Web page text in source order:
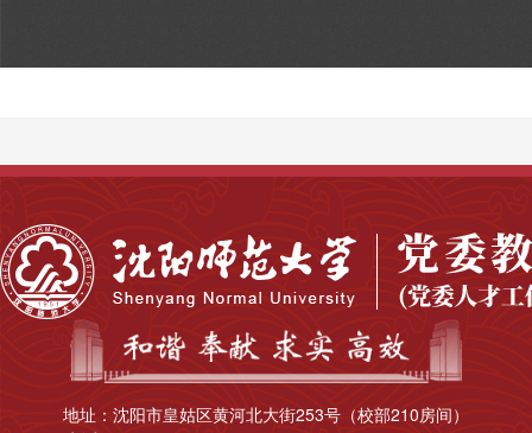
地址：沈阳市皇姑区黄河北大街253号（校部210房间）